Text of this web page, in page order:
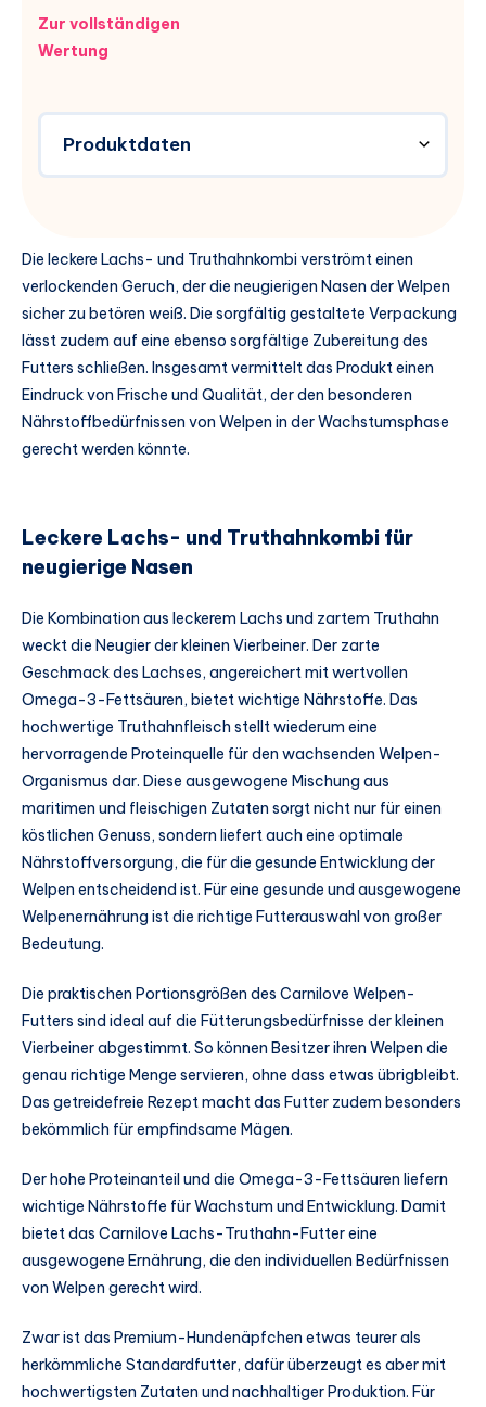
Zur vollständigen
Wertung
Produktdaten
Die leckere Lachs- und Truthahnkombi verströmt einen
verlockenden Geruch, der die neugierigen Nasen der Welpen
sicher zu betören weiß. Die sorgfältig gestaltete Verpackung
lässt zudem auf eine ebenso sorgfältige Zubereitung des
Futters schließen. Insgesamt vermittelt das Produkt einen
Eindruck von Frische und Qualität, der den besonderen
Nährstoffbedürfnissen von Welpen in der Wachstumsphase
gerecht werden könnte.
Leckere Lachs- und Truthahnkombi für
neugierige Nasen
Die Kombination aus leckerem Lachs und zartem Truthahn
weckt die Neugier der kleinen Vierbeiner. Der zarte
Geschmack des Lachses, angereichert mit wertvollen
Omega-3-Fettsäuren, bietet wichtige Nährstoffe. Das
hochwertige Truthahnfleisch stellt wiederum eine
hervorragende Proteinquelle für den wachsenden Welpen-
Organismus dar. Diese ausgewogene Mischung aus
maritimen und fleischigen Zutaten sorgt nicht nur für einen
köstlichen Genuss, sondern liefert auch eine optimale
Nährstoffversorgung, die für die gesunde Entwicklung der
Welpen entscheidend ist. Für eine gesunde und ausgewogene
Welpenernährung ist die richtige Futterauswahl von großer
Bedeutung.
Die praktischen Portionsgrößen des Carnilove Welpen-
Futters sind ideal auf die Fütterungsbedürfnisse der kleinen
Vierbeiner abgestimmt. So können Besitzer ihren Welpen die
genau richtige Menge servieren, ohne dass etwas übrigbleibt.
Das getreidefreie Rezept macht das Futter zudem besonders
bekömmlich für empfindsame Mägen.
Der hohe Proteinanteil und die Omega-3-Fettsäuren liefern
wichtige Nährstoffe für Wachstum und Entwicklung. Damit
bietet das Carnilove Lachs-Truthahn-Futter eine
ausgewogene Ernährung, die den individuellen Bedürfnissen
von Welpen gerecht wird.
Zwar ist das Premium-Hundenäpfchen etwas teurer als
herkömmliche Standardfutter, dafür überzeugt es aber mit
hochwertigsten Zutaten und nachhaltiger Produktion. Für